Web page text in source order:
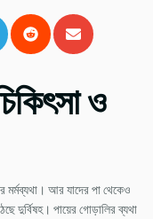
ও
মর্মব্যথা। আর যাদের পা থেকেও
দুর্বিষহ। পায়ের গোড়ালির ব্যথা